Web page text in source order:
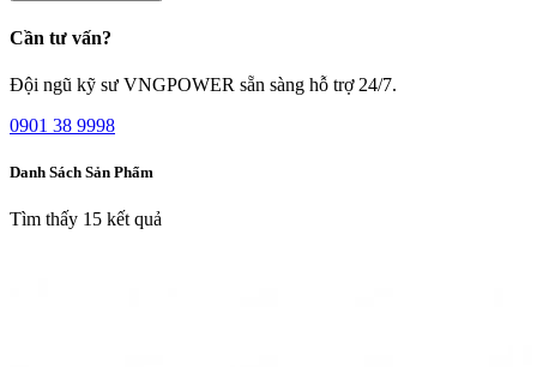
Cần tư vấn?
Đội ngũ kỹ sư VNGPOWER sẵn sàng hỗ trợ 24/7.
0901 38 9998
Danh Sách Sản Phẩm
Tìm thấy 15 kết quả